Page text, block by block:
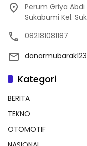
Perum Griya Abdi
Sukabumi Kel.
082181081187
Kategori
BERITA
TEKNO
OTOMOTIF